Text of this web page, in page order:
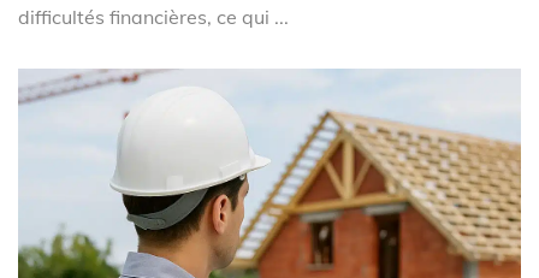
difficultés financières, ce qui ...